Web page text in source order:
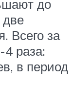
до
две
Всего за
раза:
в период